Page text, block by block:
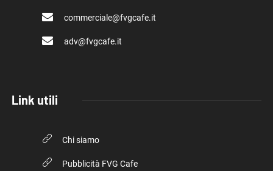
commerciale@fvgcafe.it
adv@fvgcafe.it
Link utili
Chi siamo
Pubblicità FVG Cafe